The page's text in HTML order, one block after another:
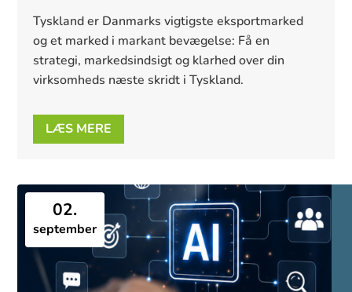
Tyskland er Danmarks vigtigste eksportmarked
og et marked i markant bevægelse: Få en
strategi, markedsindsigt og klarhed over din
virksomheds næste skridt i Tyskland.
LÆS MERE
02.
september